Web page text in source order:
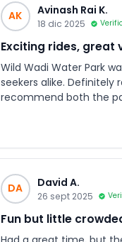
AK Avinash Rai K.
18 dic 2025
Exciting rides, great
Wild Wadi Water Park
seekers alike. Definitely recommend! Once again, Ms. Zoya Khan
recommend both the
DA David A.
26 sept 2025
Fun but little